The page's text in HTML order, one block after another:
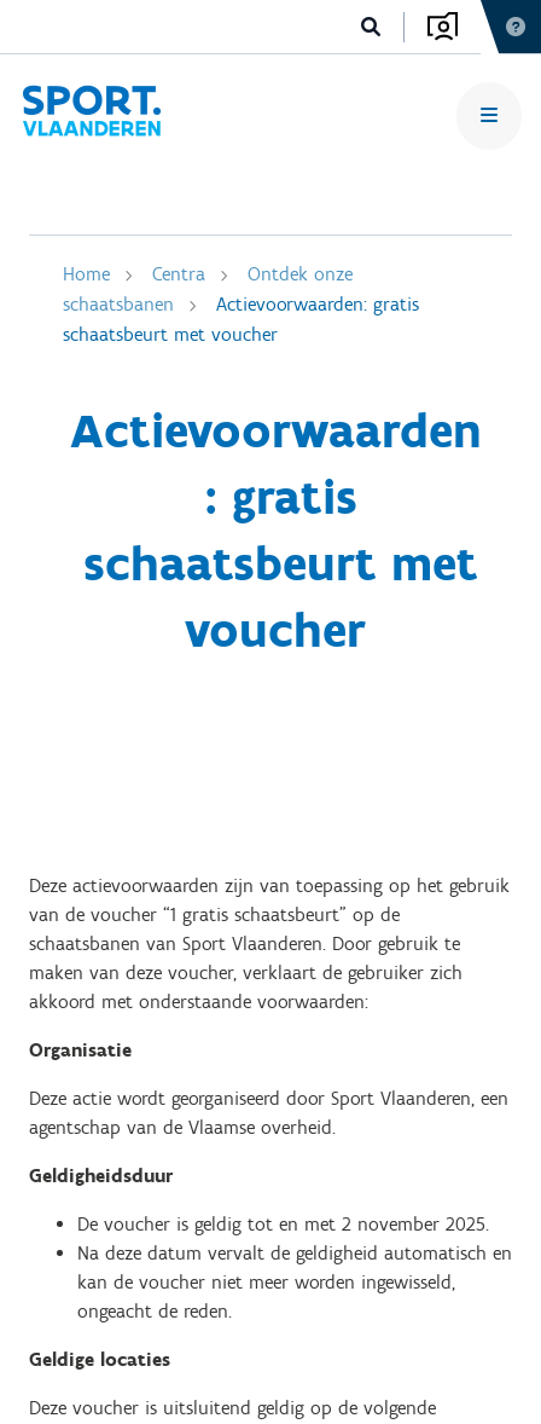
Home Centra
Ontdek onze
schaatsbanen
Actievoorwaarden: gratis
schaatsbeurt met voucher
Actievoorwaarden
: gratis
schaatsbeurt met
voucher
Deze actievoorwaarden zijn van toepassing op het gebruik
van de voucher “1 gratis schaatsbeurt” op de
schaatsbanen van Sport Vlaanderen. Door gebruik te
maken van deze voucher, verklaart de gebruiker zich
akkoord met onderstaande voorwaarden:
Organisatie
Deze actie wordt georganiseerd door Sport Vlaanderen, een
agentschap van de Vlaamse overheid.
Geldigheidsduur
De voucher is geldig tot en met 2 november 2025.
Na deze datum vervalt de geldigheid automatisch en
kan de voucher niet meer worden ingewisseld,
ongeacht de reden.
Geldige locaties
Deze voucher is uitsluitend geldig op de volgende